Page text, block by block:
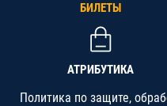
БИЛЕТЫ
АТРИБУТИКА
Политика по защите,